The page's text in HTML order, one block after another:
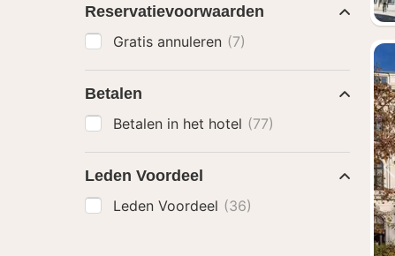
Reservatievoorwaarden
Gratis annuleren (7)
Betalen
Betalen in het hotel (77)
Leden Voordeel
Leden Voordeel (36)